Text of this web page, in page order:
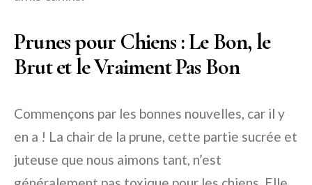
Prunes pour Chiens : Le Bon, le
Brut et le Vraiment Pas Bon
Commençons par les bonnes nouvelles, car il y
en a ! La chair de la prune, cette partie sucrée et
juteuse que nous aimons tant, n’est